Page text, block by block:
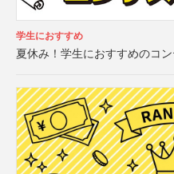
学生におすすめ
夏休み！学生におすすめのコ